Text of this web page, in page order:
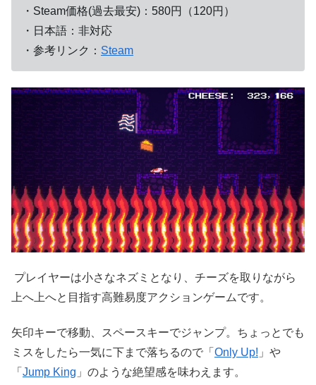
・Steam価格(過去最安)：580円（120円）
・日本語：非対応
・参考リンク： Steam
プレイヤーは小さなネズミとなり、チーズを取りながら
上へ上へと目指す高難易度アクションゲームです。
矢印キーで移動、スペースキーでジャンプ。ちょっとでも
ミスをしたら一気に下まで落ちるので「 Only Up! 」や
「 Jump King 」のような絶望感を味わえます。